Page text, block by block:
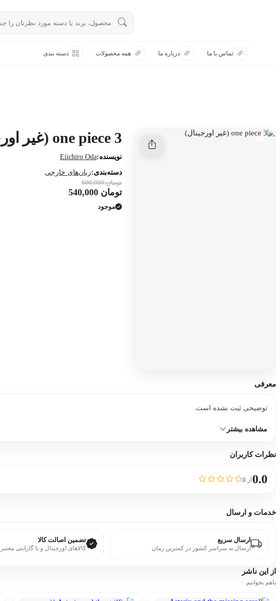
تماس با ما درباره ما همه محصولات دسته بندی
one piece 3 (غیر اورجینال)
نویسنده:Eiichiro Oda
دسته‌بندی:زبان‌های خارجی
تومان 600,000
تومان 540,000
موجود
معرفی
توضیحی ثبت نشده است.
مشاهده بیشتر
نظرات کاربران
0.0از ۵
خدمات و ارسال
ارسال سریع
ارسال به سراسر کشور در کمترین زمان
تضمین اصالت کالا
کالاهای اورجینال و با گارانتی معتبر
از این ناشر
باهم بخوانیم